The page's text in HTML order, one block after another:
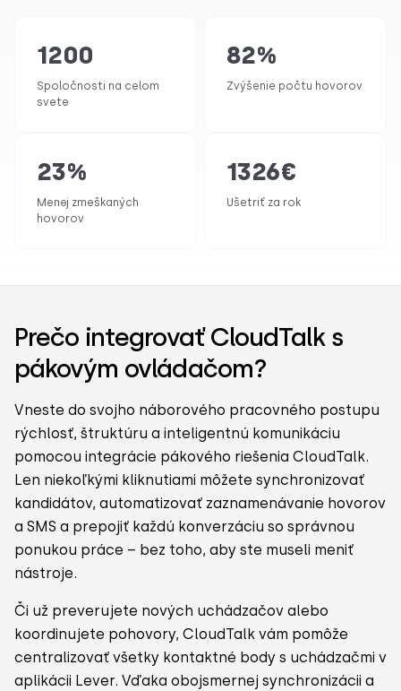
1200
Spoločnosti na celom
svete
82%
Zvýšenie počtu hovorov
23%
Menej zmeškaných
hovorov
1326€
Ušetriť za rok
Prečo integrovať CloudTalk s
pákovým ovládačom?
Vneste do svojho náborového pracovného postupu
rýchlosť, štruktúru a inteligentnú komunikáciu
pomocou integrácie pákového riešenia CloudTalk.
Len niekoľkými kliknutiami môžete synchronizovať
kandidátov, automatizovať zaznamenávanie hovorov
a SMS a prepojiť každú konverzáciu so správnou
ponukou práce – bez toho, aby ste museli meniť
nástroje.
Či už preverujete nových uchádzačov alebo
koordinujete pohovory, CloudTalk vám pomôže
centralizovať všetky kontaktné body s uchádzačmi v
aplikácii Lever. Vďaka obojsmernej synchronizácii a